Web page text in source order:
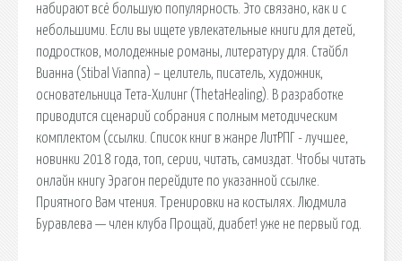
набирают всё большую популярность. Это связано, как и с
небольшими. Если вы ищете увлекательные книги для детей,
подростков, молодежные романы, литературу для. Стайбл
Вианна (Stibal Vianna) – целитель, писатель, художник,
основательница Тета-Хилинг (ThetaHealing). В разработке
приводится сценарий собрания с полным методическим
комплектом (ссылки. Список книг в жанре ЛитРПГ - лучшее,
новинки 2018 года, топ, серии, читать, самиздат. Чтобы читать
онлайн книгу Эрагон перейдите по указанной ссылке.
Приятного Вам чтения. Тренировки на костылях. Людмила
Буравлева — член клуба Прощай, диабет! уже не первый год.